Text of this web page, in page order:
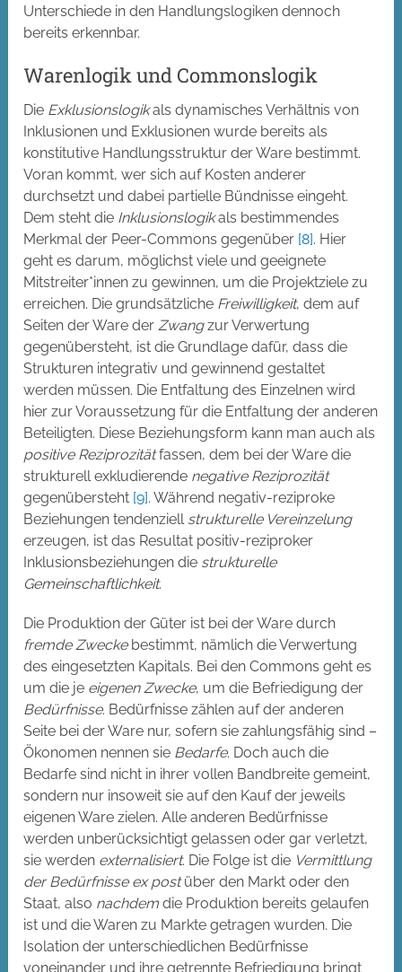
Unterschiede in den Handlungslogiken dennoch
bereits erkennbar.
Warenlogik und Commonslogik
Die Exklusionslogikals dynamisches Verhältnis von
Inklusionen und Exklusionen wurde bereits als
konstitutive Handlungsstruktur der Ware bestimmt.
Voran kommt, wer sich auf Kosten anderer
durchsetzt und dabei partielle Bündnisse eingeht.
Dem steht die Inklusionslogikals bestimmendes
Merkmal der Peer-Commons gegenüber [8]. Hier
geht es darum, möglichst viele und geeignete
Mitstreiter*innen zu gewinnen, um die Projektziele zu
erreichen. Die grundsätzliche Freiwilligkeit, dem auf
Seiten der Ware derZwangzur Verwertung
gegenübersteht, ist die Grundlage dafür, dass die
Strukturen integrativ und gewinnend gestaltet
werden müssen. Die Entfaltung des Einzelnen wird
hier zur Voraussetzung für die Entfaltung der anderen
Beteiligten. Diese Beziehungsform kann man auch als
positive Reziprozitätfassen, dem bei der Ware die
strukturell exkludierende negative Reziprozität
gegenübersteht [9]. Während negativ-reziproke
Beziehungen tendenziell strukturelle Vereinzelung
erzeugen, ist das Resultat positiv-reziproker
Inklusionsbeziehungen die strukturelle
Gemeinschaftlichkeit.
Die Produktion der Güter ist bei der Ware durch
fremde Zweckebestimmt, nämlich die Verwertung
des eingesetzten Kapitals. Bei den Commons geht es
um die je eigenen Zwecke, um die Befriedigung der
Bedürfnisse. Bedürfnisse zählen auf der anderen
Seite bei der Ware nur, sofern sie zahlungsfähig sind –
Ökonomen nennen sie Bedarfe. Doch auch die
Bedarfe sind nicht in ihrer vollen Bandbreite gemeint,
sondern nur insoweit sie auf den Kauf der jeweils
eigenen Ware zielen. Alle anderen Bedürfnisse
werden unberücksichtigt gelassen oder gar verletzt,
sie werden externalisiert. Die Folge ist die Vermittlung
der Bedürfnisse ex postüber den Markt oder den
Staat, also nachdem die Produktion bereits gelaufen
ist und die Waren zu Markte getragen wurden. Die
Isolation der unterschiedlichen Bedürfnisse
voneinander und ihre getrennte Befriedigung bringt